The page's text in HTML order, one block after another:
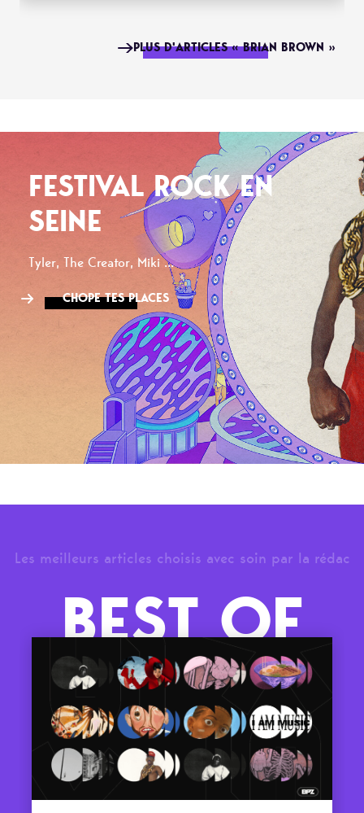
PLUS D'ARTICLES « BRIAN BROWN »
FESTIVAL ROCK EN
SEINE
Tyler, The Creator, Miki ...
CHOPE TES PLACES
Les meilleurs articles choisis avec soin par la rédac
BEST OF